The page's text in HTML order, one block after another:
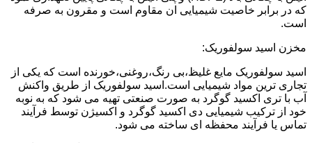
که در برابر خاصیت شیمیایی ان مقاوم است و مقرون به صرفه
است.
مخزن اسید سولفوریک:
اسید سولفوریک مایع غلیظ،بی رنگ،روغنی،خورنده است که یکی از
تجاری ترین مواد شیمیایی است.اسید سولفوریک از طریق واکنش
آب با تری اکسید گوگرد به صورت صنعتی تهیه می شود که به نوبه
خود از ترکیب شیمیایی دی اکسید گوگرد و اکسیژن توسط فرآیند
تماس یا فرآیند محفظه ای ساخته می شود.